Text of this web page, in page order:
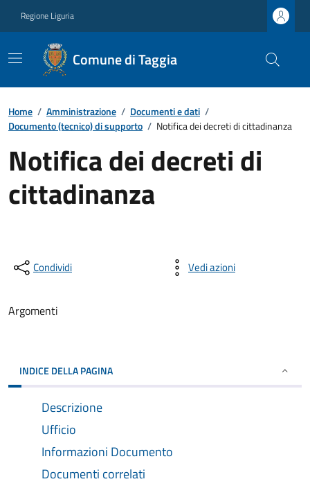
Regione Liguria
Comune di Taggia
Home / Amministrazione / Documenti e dati /
Documento (tecnico) di supporto / Notifica dei decreti di cittadinanza
Notifica dei decreti di
cittadinanza
Condividi Vedi azioni
Argomenti
INDICE DELLA PAGINA
Descrizione
Ufficio
Informazioni Documento
Documenti correlati